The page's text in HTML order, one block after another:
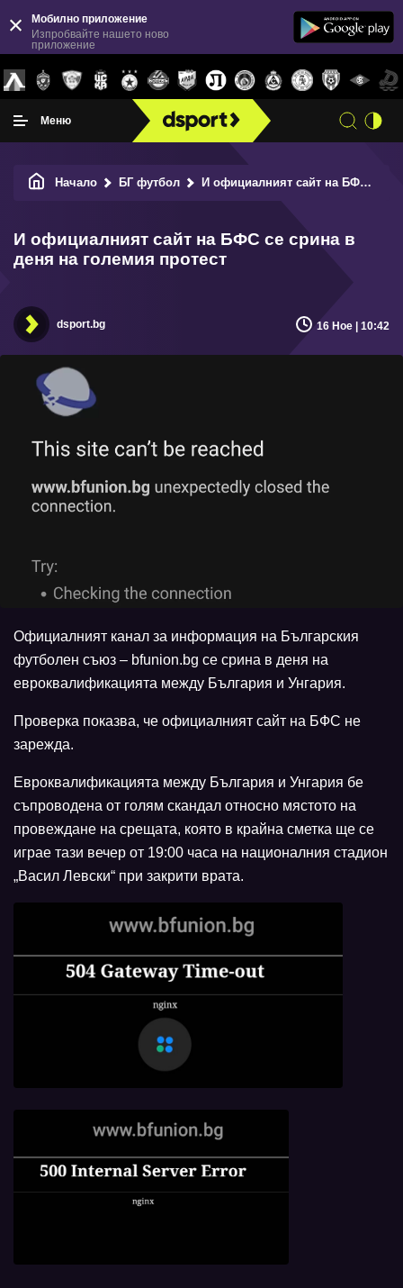
Мобилно приложение
Изпробвайте нашето ново
приложение
Меню
Начало БГ футбол И официалният сайт на БФС се срина в деня на големия протест
И официалният сайт на БФС се срина в
деня на големия протест
dsport.bg 16 Ное | 10:42
Официалният канал за информация на Българския
футболен съюз – bfunion.bg се срина в деня на
евроквалификацията между България и Унгария.
Проверка показва, че официалният сайт на БФС не
зарежда.
Евроквалификацията между България и Унгария бе
съпроводена от голям скандал относно мястото на
провеждане на срещата, която в крайна сметка ще се
играе тази вечер от 19:00 часа на националния стадион
„Васил Левски“ при закрити врата.